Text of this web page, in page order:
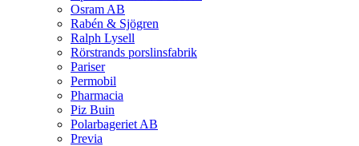
Osram AB
Rabén & Sjögren
Ralph Lysell
Rörstrands porslinsfabrik
Pariser
Permobil
Pharmacia
Piz Buin
Polarbageriet AB
Previa